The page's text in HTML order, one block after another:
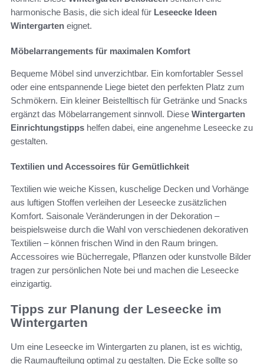
harmonische Basis, die sich ideal für Leseecke Ideen
Wintergarten eignet.
Möbelarrangements für maximalen Komfort
Bequeme Möbel sind unverzichtbar. Ein komfortabler Sessel
oder eine entspannende Liege bietet den perfekten Platz zum
Schmökern. Ein kleiner Beistelltisch für Getränke und Snacks
ergänzt das Möbelarrangement sinnvoll. Diese Wintergarten
Einrichtungstipps helfen dabei, eine angenehme Leseecke zu
gestalten.
Textilien und Accessoires für Gemütlichkeit
Textilien wie weiche Kissen, kuschelige Decken und Vorhänge
aus luftigen Stoffen verleihen der Leseecke zusätzlichen
Komfort. Saisonale Veränderungen in der Dekoration –
beispielsweise durch die Wahl von verschiedenen dekorativen
Textilien – können frischen Wind in den Raum bringen.
Accessoires wie Bücherregale, Pflanzen oder kunstvolle Bilder
tragen zur persönlichen Note bei und machen die Leseecke
einzigartig.
Tipps zur Planung der Leseecke im
Wintergarten
Um eine Leseecke im Wintergarten zu planen, ist es wichtig,
die Raumaufteilung optimal zu gestalten. Die Ecke sollte so